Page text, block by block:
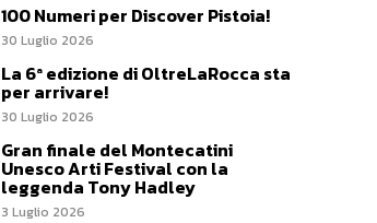
100 Numeri per Discover Pistoia!
30 Luglio 2026
La 6ª edizione di OltreLaRocca sta
per arrivare!
30 Luglio 2026
Gran finale del Montecatini
Unesco Arti Festival con la
leggenda Tony Hadley
3 Luglio 2026